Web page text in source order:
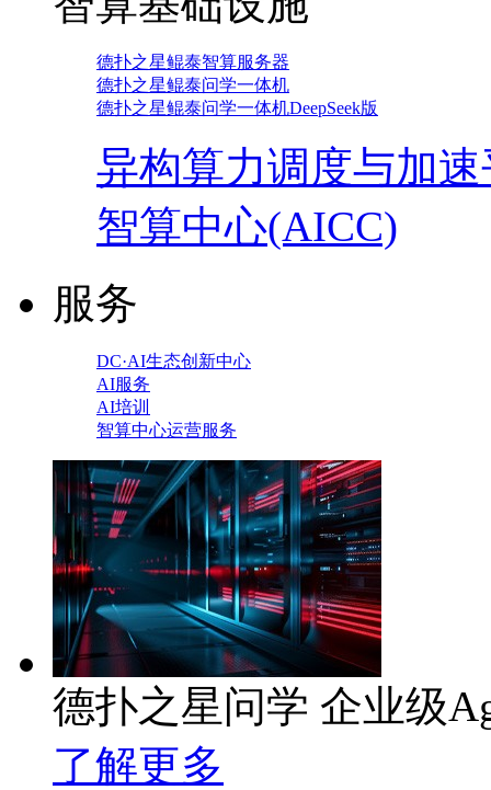
德扑之星鲲泰智算服务器
德扑之星鲲泰问学一体机
德扑之星鲲泰问学一体机DeepSeek版
异构算力调度与加
智算中心(AICC)
服务
DC·AI生态创新中心
AI服务
AI培训
智算中心运营服务
德扑之星问学 企业级
了解更多